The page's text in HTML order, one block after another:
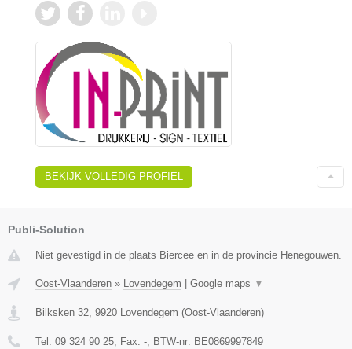
BEKIJK VOLLEDIG PROFIEL
Publi-Solution
Niet gevestigd in de plaats Biercee en in de provincie Henegouwen.
Oost-Vlaanderen » Lovendegem Google maps ▼
Bilksken 32, 9920 Lovendegem (Oost-Vlaanderen)
Tel: 09 324 90 25, Fax: -, BTW-nr: BE0869997849